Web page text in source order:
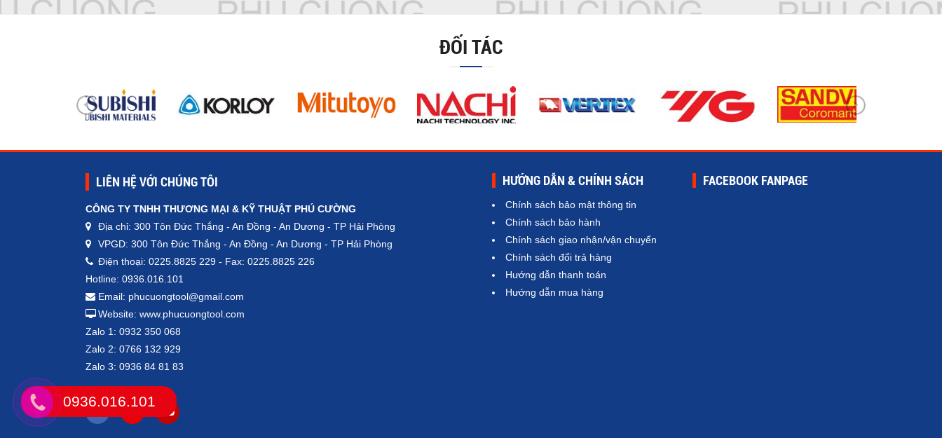
ĐỐI TÁC
FACEBOOK FANPAGE
HƯỚNG DẪN & CHÍNH SÁCH
Chính sách bảo mật thông tin
Chính sách bảo hành
Chính sách giao nhận/vận chuyển
Chính sách đổi trả hàng
Hướng dẫn thanh toán
Hướng dẫn mua hàng
LIÊN HỆ VỚI CHÚNG TÔI
CÔNG TY TNHH THƯƠNG MẠI & KỸ THUẬT PHÚ CƯỜNG
Địa chỉ: 300 Tôn Đức Thắng - An Đồng - An Dương - TP Hải Phòng
VPGD: 300 Tôn Đức Thắng - An Đồng - An Dương - TP Hải Phòng
Điện thoại: 0225.8825 229 - Fax: 0225.8825 226
Hotline: 0936.016.101
Email: phucuongtool@gmail.com
Website: www.phucuongtool.com
Zalo 1: 0932 350 068
Zalo 2: 0766 132 929
Zalo 3: 0936 84 81 83
0936.016.101